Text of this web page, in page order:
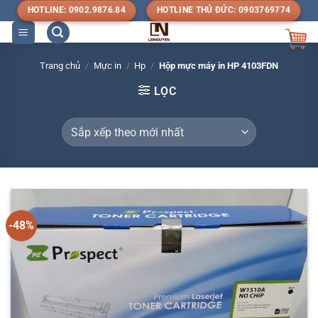
qua
nội
HOTLINE: 0902.9876.84 HOTLINE THỦ ĐỨC: 0903769774
Trang chủ / Mực in / Hp / Hộp mực máy in HP 4103FDN
LỌC
-48%